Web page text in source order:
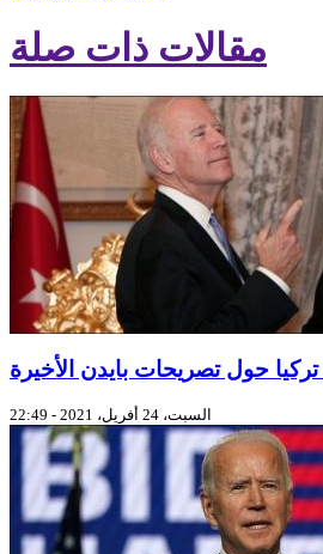
مقالات ذات صلة
حول تصريحات بايدن الأخيرة
السبت، 24 أفريل، 2021 - 22:49